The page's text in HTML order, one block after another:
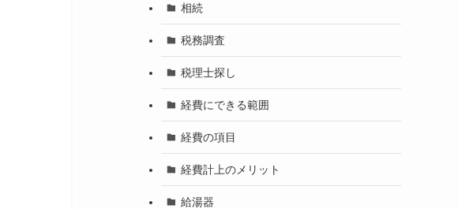
相続
税務調査
税理士探し
経費にできる範囲
経費の項目
経費計上のメリット
給湯器